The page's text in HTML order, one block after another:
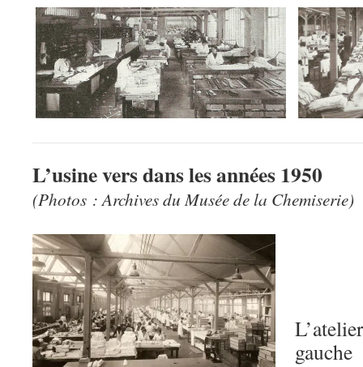
L’usine vers dans les années 1950
(Photos : Archives du Musée de la Chemiserie)
gauche